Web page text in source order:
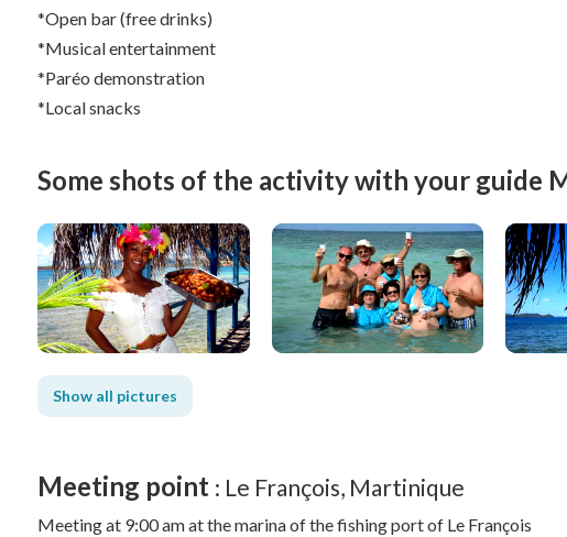
*Open bar (free drinks)
*Musical entertainment
*Paréo demonstration
*Local snacks
Some shots of the activity with your guide
Show all pictures
Meeting point : Le François, Martinique
Meeting at 9:00 am at the marina of the fishing port of Le François